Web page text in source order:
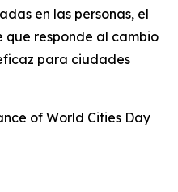
en las personas, el
que responde al cambio
para ciudades
of World Cities Day